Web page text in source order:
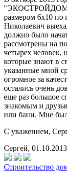
"ЭКОСТРОЙДОМ"
размером 6х10 по
Николаевич
должно было
рассмотрены на
четырех человек,
которые знают в
указанные мной
огромное за
остались очень
еще раз большое
знакомым и
или бани. Мне
С уважением,
Сергей,
Строительство